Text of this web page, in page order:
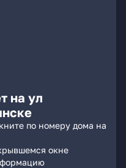
на ул
по номеру дома на
окне